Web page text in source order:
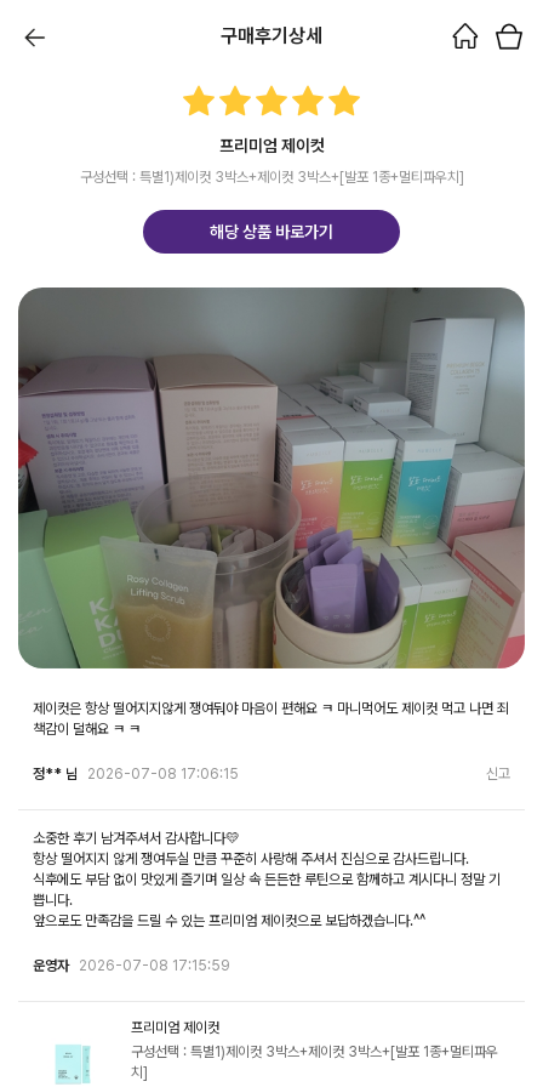
구매후기상세
프리미엄 제이컷
구성선택 : 특별1)제이컷 3박스+제이컷 3박스+[발포 1종+멀티파우치]
해당 상품 바로가기
제이컷은 항상 떨어지지않게 쟁여둬야 마음이 편해요 ㅋ 마니먹어도 제이컷 먹고 나면 죄
책감이 덜해요 ㅋ ㅋ
정** 님 2026-07-08 17:06:15 신고
소중한 후기 남겨주셔서 감사합니다💛
항상 떨어지지 않게 쟁여두실 만큼 꾸준히 사랑해 주셔서 진심으로 감사드립니다.
식후에도 부담 없이 맛있게 즐기며 일상 속 든든한 루틴으로 함께하고 계시다니 정말 기
쁩니다.
앞으로도 만족감을 드릴 수 있는 프리미엄 제이컷으로 보답하겠습니다.^^
운영자 2026-07-08 17:15:59
프리미엄 제이컷
구성선택 : 특별1)제이컷 3박스+제이컷 3박스+[발포 1종+멀티파우
치]